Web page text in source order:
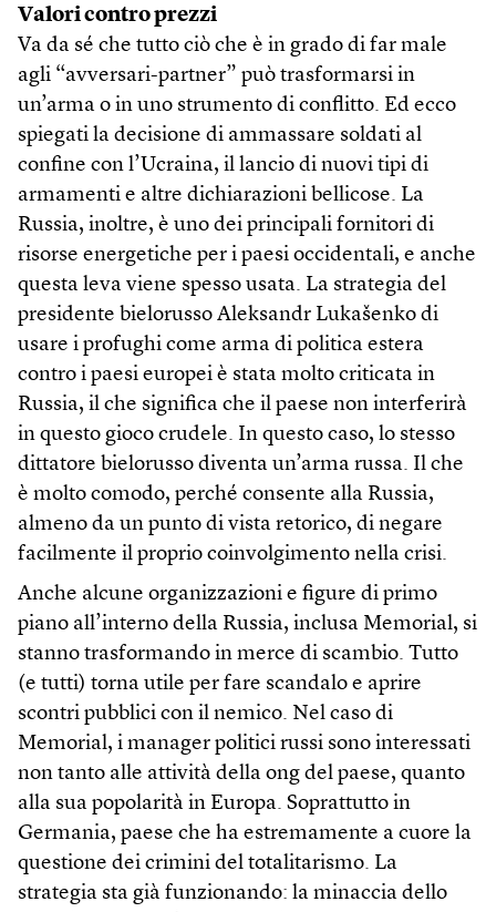
Valori contro prezzi
Va da sé che tutto ciò che è in grado di far male
agli “avversari-partner” può trasformarsi in
un’arma o in uno strumento di conflitto. Ed ecco
spiegati la decisione di ammassare soldati al
confine con l’Ucraina, il lancio di nuovi tipi di
armamenti e altre dichiarazioni bellicose. La
Russia, inoltre, è uno dei principali fornitori di
risorse energetiche per i paesi occidentali, e anche
questa leva viene spesso usata. La strategia del
presidente bielorusso Aleksandr Lukašenko di
usare i profughi come arma di politica estera
contro i paesi europei è stata molto criticata in
Russia, il che significa che il paese non interferirà
in questo gioco crudele. In questo caso, lo stesso
dittatore bielorusso diventa un’arma russa. Il che
è molto comodo, perché consente alla Russia,
almeno da un punto di vista retorico, di negare
facilmente il proprio coinvolgimento nella crisi.
Anche alcune organizzazioni e figure di primo
piano all’interno della Russia, inclusa Memorial, si
stanno trasformando in merce di scambio. Tutto
(e tutti) torna utile per fare scandalo e aprire
scontri pubblici con il nemico. Nel caso di
Memorial, i manager politici russi sono interessati
non tanto alle attività della ong del paese, quanto
alla sua popolarità in Europa. Soprattutto in
Germania, paese che ha estremamente a cuore la
questione dei crimini del totalitarismo. La
strategia sta già funzionando: la minaccia dello